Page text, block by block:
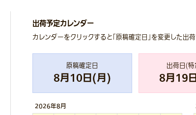
出荷予定カレンダー
カレンダーをクリックすると「原稿確定日」を変更した出
原稿確定日
8月10日(月)
出荷日(
8月19
2026年8月